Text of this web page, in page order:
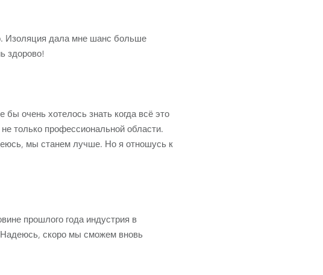
Изоляция дала мне шанс больше
здорово!
очень хотелось знать когда всё это
только профессиональной области.
мы станем лучше. Но я отношусь к
прошлого года индустрия в
Надеюсь, скоро мы сможем вновь